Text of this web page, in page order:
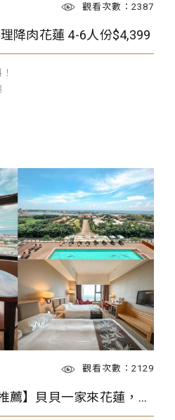
觀看次數：2387
降肉花蓮 4-6人份$4,399
觀看次數：2129
【花蓮海景親子飯店推薦】貝貝一家來花蓮，海景房、無邊際泳池，享受花蓮慢步調